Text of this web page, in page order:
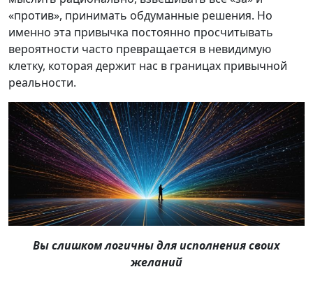
«против», принимать обдуманные решения. Но
именно эта привычка постоянно просчитывать
вероятности часто превращается в невидимую
клетку, которая держит нас в границах привычной
реальности.
Вы слишком логичны для исполнения своих
желаний